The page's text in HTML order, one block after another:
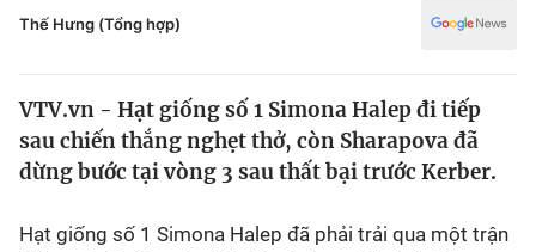
Chân dung
Video
Thế Hưng (Tổng hợp)
VTV.vn - Hạt giống số 1 Simona Halep đi tiếp
sau chiến thắng nghẹt thở, còn Sharapova đã
dừng bước tại vòng 3 sau thất bại trước Kerber.
Hạt giống số 1 Simona Halep đã phải trải qua một trận